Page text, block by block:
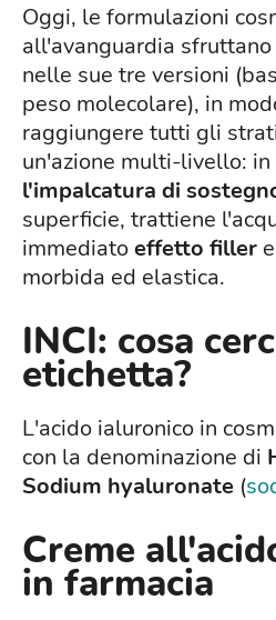
Oggi, le formulazioni
all'avanguardia
nelle sue tre versioni
peso molecolare), in
raggiungere tutti gli
un'azione multi-livello:
l'impalcatura di
superficie, trattiene
immediatoeffetto filler
morbida ed elastica.
INCI: cosa
etichetta?
L'acido ialuronico in
con la denominazione di
Sodium hyaluronate (
Creme
in farmacia